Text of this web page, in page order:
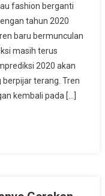
fashion berganti
tahun 2020
baru bermunculan
masih terus
2020 akan
terang. Tren
kembali pada […]